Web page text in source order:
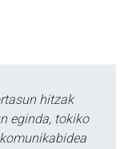
hitzak
eginda, tokiko